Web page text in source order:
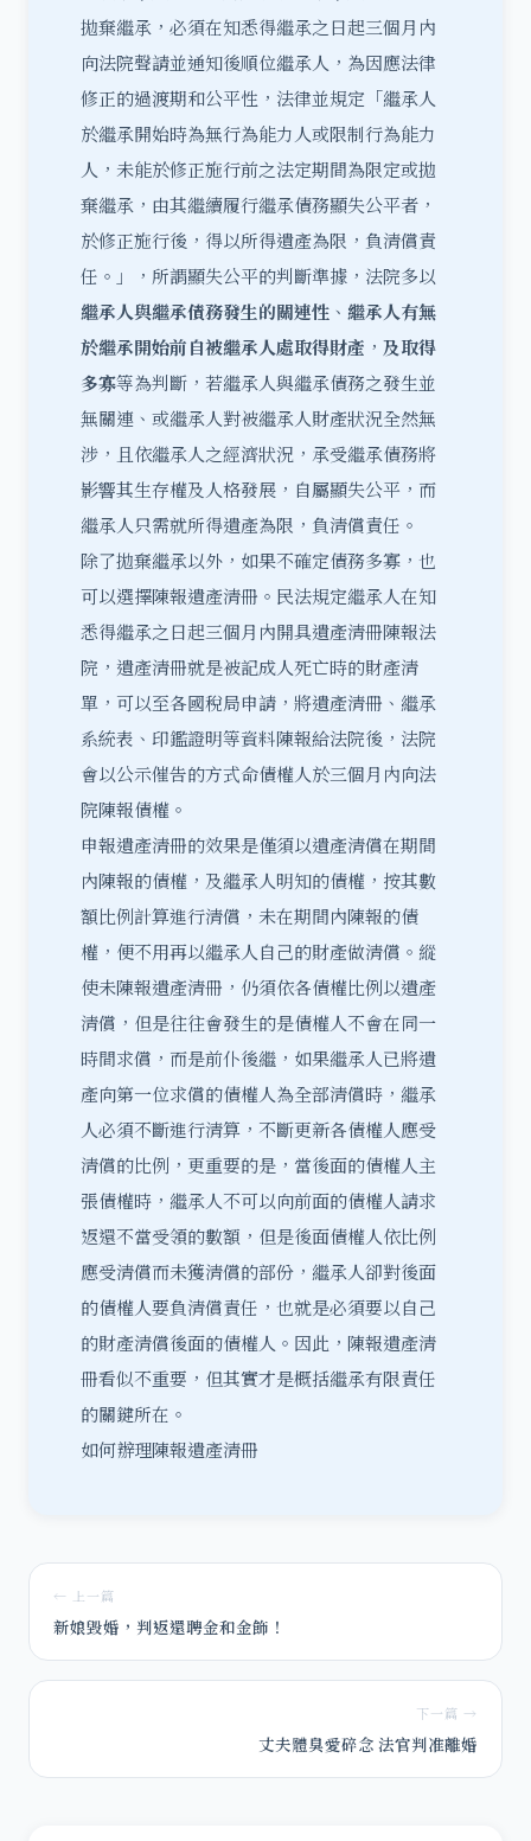
拋棄繼承，必須在知悉得繼承之日起三個月內
向法院聲請並通知後順位繼承人 ，為因應法律
修正的過渡期和公平性，法律並規定「繼承人
於繼承開始時為無行為能力人或限制行為能力
人，未能於修正施行前之法定期間為限定或拋
棄繼承，由其繼續履行繼承債務顯失公平者，
於修正施行後，得以所得遺產為限，負清償責
任。」，所謂顯失公平的判斷準據，法院多以
繼承人與繼承債務發生的關連性 、 繼承人有無
於繼承開始前自被繼承人處取得財產 ， 及取得
多寡等為判斷，若繼承人與繼承債務之發生並
無關連、或繼承人對被繼承人財產狀況全然無
涉，且依繼承人之經濟狀況，承受繼承債務將
影響其生存權及人格發展，自屬顯失公平，而
繼承人只需就所得遺產為限，負清償責任。
除了拋棄繼承以外，如果不確定債務多寡，也
可以選擇陳報遺產清冊。民法規定繼承人在知
悉得繼承之日起三個月內開具遺產清冊陳報法
院，遺產清冊就是被記成人死亡時的財產清
單，可以至各國稅局申請，將遺產清冊、繼承
系統表、印鑑證明等資料陳報給法院後，法院
會以公示催告的方式命債權人於三個月內向法
院陳報債權。
申報遺產清冊的效果是僅須以遺產清償在期間
內陳報的債權，及繼承人明知的債權，按其數
額比例計算進行清償，未在期間內陳報的債
權，便不用再以繼承人自己的財產做清償。縱
使未陳報遺產清冊，仍須依各債權比例以遺產
清償，但是往往會發生的是債權人不會在同一
時間求償，而是前仆後繼，如果繼承人已將遺
產向第一位求償的債權人為全部清償時，繼承
人必須不斷進行清算，不斷更新各債權人應受
清償的比例，更重要的是，當後面的債權人主
張債權時，繼承人不可以向前面的債權人請求
返還不當受領的數額，但是後面債權人依比例
應受清償而未獲清償的部份，繼承人卻對後面
的債權人要負清償責任，也就是必須要以自己
的財產清償後面的債權人。因此，陳報遺產清
冊看似不重要，但其實才是概括繼承有限責任
的關鍵所在。
如何辦理陳報遺產清冊
← 上一篇
新娘毀婚，判返還聘金和金飾！
下一篇 →
丈夫體臭愛碎念 法官判准離婚